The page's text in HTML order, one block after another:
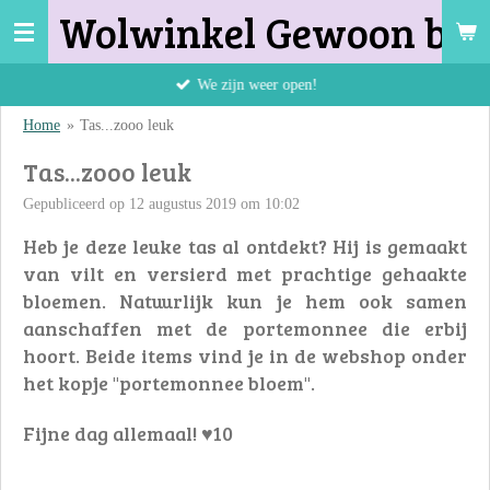
Ga
de
hoofdinhoud
Wolwinkel Gewoon bij
We zijn weer open!
Home » Tas...zooo leuk
Tas...zooo leuk
Gepubliceerd op 12 augustus 2019 om 10:02
Heb je deze leuke tas al ontdekt? Hij is gemaakt
van vilt en versierd met prachtige gehaakte
bloemen. Natuurlijk kun je hem ook samen
aanschaffen met de portemonnee die erbij
hoort. Beide items vind je in de webshop onder
het kopje "portemonnee bloem".
Fijne dag allemaal! ♥10